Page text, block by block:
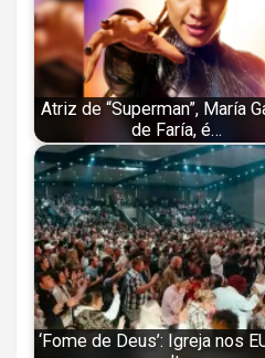
Atriz de “Superman”, María
de Faría, é…
‘Fome de Deus’: Igreja nos